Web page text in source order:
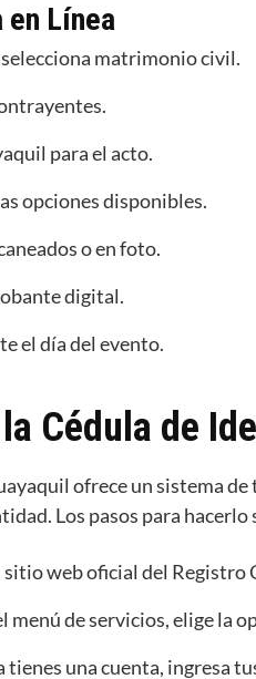
en Línea
matrimonio civil.
para el acto.
opciones disponibles.
o en foto.
digital.
el día del evento.
Cédula de
ofrece un sistema
Los pasos para hacerlo
sitio web oficial del Registro
menú de servicios, elige la
tienes una cuenta, ingresa